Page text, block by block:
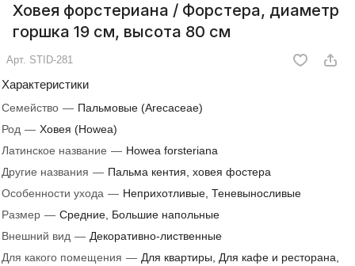
Ховея форстериана / Форстера, диаметр
горшка 19 см, высота 80 см
Арт. STID-281
Характеристики
Семейство — Пальмовые (Arecaceae)
Род — Ховея (Howea)
Латинское название — Howea forsteriana
Другие названия — Пальма кентия, ховея фостера
Особенности ухода — Неприхотливые, Теневыносливые
Размер — Средние, Большие напольные
Внешний вид — Декоративно-лиственные
Для какого помещения — Для квартиры, Для кафе и ресторана,